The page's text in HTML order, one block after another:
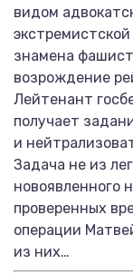
видом
знамена
возрождение
Лейтенант
получает
и
Задача не из
новоявленного
проверенных
операции
из них…